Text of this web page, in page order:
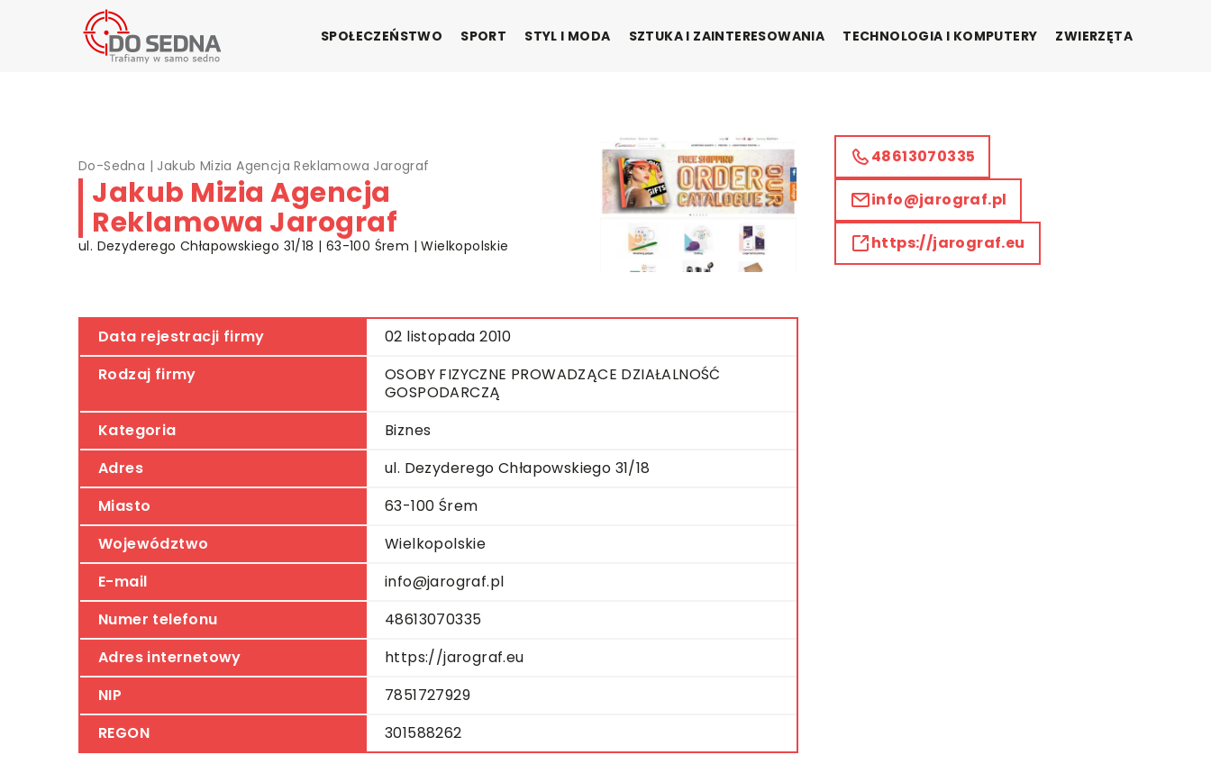
SPOŁECZEŃSTWO SPORT STYL I MODA SZTUKA I ZAINTERESOWANIA TECHNOLOGIA I KOMPUTERY ZWIERZĘTA
Do-Sedna | Jakub Mizia Agencja Reklamowa Jarograf
Jakub Mizia Agencja
Reklamowa Jarograf
ul. Dezyderego Chłapowskiego 31/18 | 63-100 Śrem | Wielkopolskie
Data rejestracji firmy
02 listopada 2010
Rodzaj firmy
OSOBY FIZYCZNE PROWADZĄCE DZIAŁALNOŚĆ
GOSPODARCZĄ
Kategoria
Biznes
Adres
ul. Dezyderego Chłapowskiego 31/18
Miasto
63-100 Śrem
Województwo
Wielkopolskie
E-mail
info@jarograf.pl
Numer telefonu
48613070335
Adres internetowy
https://jarograf.eu
NIP
7851727929
REGON
301588262
48613070335
info@jarograf.pl
https://jarograf.eu